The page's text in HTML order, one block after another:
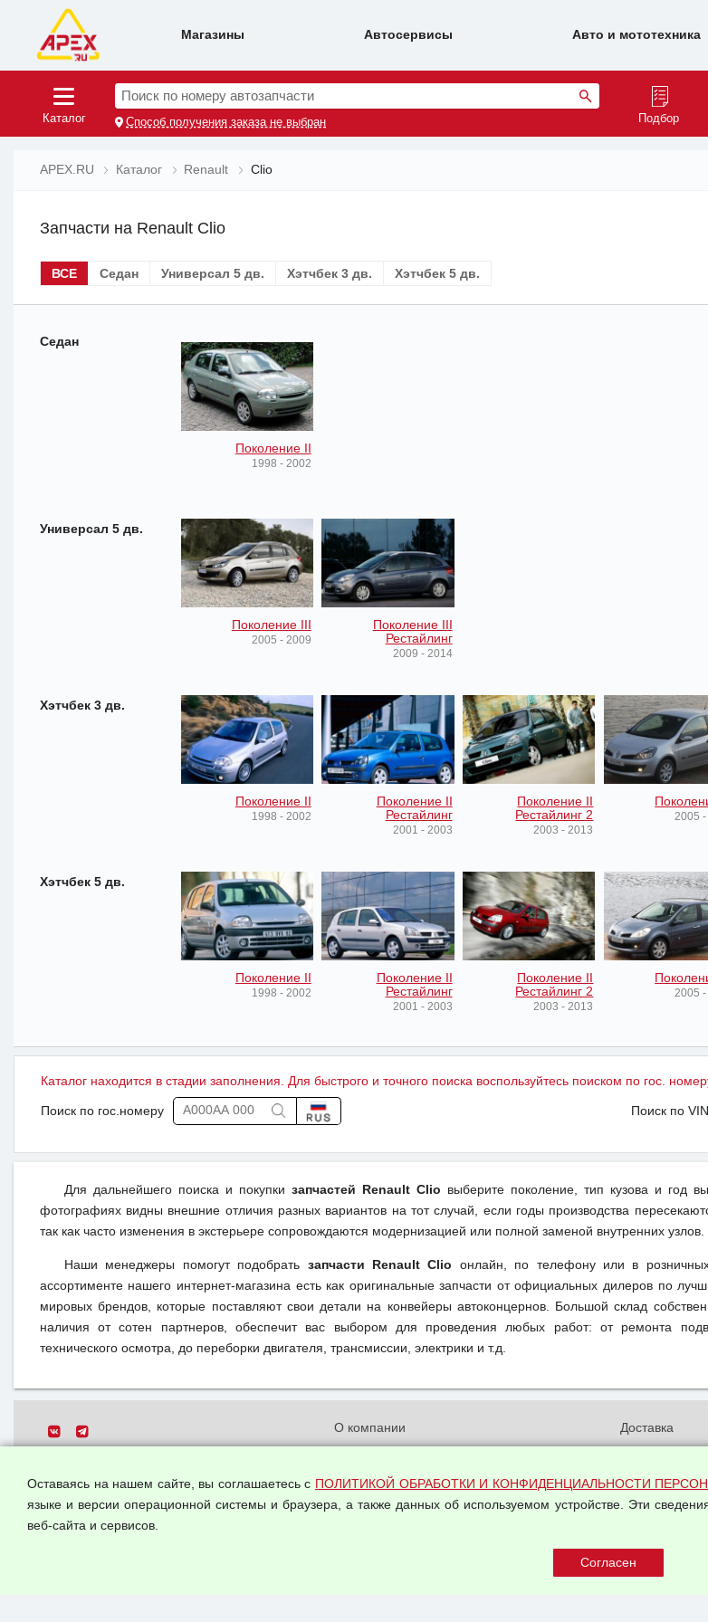
Магазины Автосервисы Авто и мототехника
Каталог
Поиск по номеру автозапчасти
Способ получения заказа не выбран Подбор
APEX.RU Каталог Renault Clio
Запчасти на Renault Clio
ВСЕ Седан Универсал 5 дв. Хэтчбек 3 дв. Хэтчбек 5 дв.
Седан
Поколение II
1998 - 2002
Универсал 5 дв.
Поколение III
2005 - 2009
Поколение III
Рестайлинг
2009 - 2014
Хэтчбек 3 дв.
Поколение II
1998 - 2002
Поколение II
Рестайлинг
2001 - 2003
Поколение II
Рестайлинг 2
2003 - 2013
2005
Хэтчбек 5 дв.
Поколение II
1998 - 2002
Поколение II
Рестайлинг
2001 - 2003
Поколение II
Рестайлинг 2
2003 - 2013
2005
Каталог находится в стадии заполнения. Для быстрого и точного поиска воспользуйтесь поиском по гос.
Поиск по гос.номеру Поиск по VIN
Для дальнейшего поиска и покупкизапчастей Renault Clio выберите поколение, тип кузова и год
фотографиях видны внешние отличия разных вариантов на тот случай, если годы производства
так как часто изменения в экстерьере сопровождаются модернизацией или полной заменой внутренних узлов.
Наши менеджеры помогут подобрать запчасти Renault Clio онлайн, по телефону или в
ассортименте нашего интернет-магазина есть как оригинальные запчасти от официальных дилеров по
мировых брендов, которые поставляют свои детали на конвейеры автоконцернов. Большой склад
наличия от сотен партнеров, обеспечит вас выбором для проведения любых работ: от ремонта
технического осмотра, до переборки двигателя, трансмиссии, электрики и т.д.
Все права защищены.
О компании
данных
Доставка
Оплата и
Оставаясь на нашем сайте, вы соглашаетесь с ПОЛИТИКОЙ ОБРАБОТКИ И КОНФИДЕНЦИАЛЬНОСТИ
языке и версии операционной системы и браузера, а также данных об используемом устройстве. Эти
веб-сайта и сервисов.